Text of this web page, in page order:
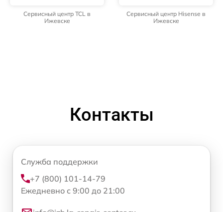
Сервисный центр TCL в
Ижевске
Сервисный центр Hisense в
Ижевске
Контакты
Служба поддержки
+7 (800) 101-14-79
Ежедневно с 9:00 до 21:00